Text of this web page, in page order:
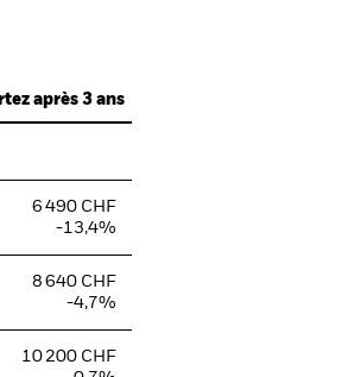
après 3 ans
6 490 CHF
-13,4%
8 640 CHF
-4,7%
10 200 CHF